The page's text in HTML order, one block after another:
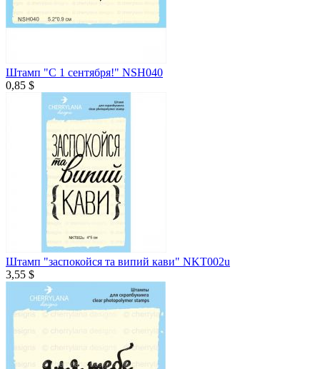
Штамп "С 1 сентября!" NSH040
0,85 $
Штамп "заспокойся та випий кави" NKT002u
3,55 $